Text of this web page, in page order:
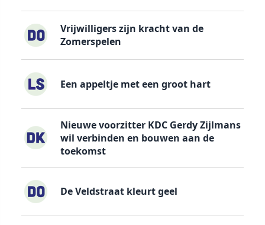
Vrijwilligers zijn kracht van de
Zomerspelen
Een appeltje met een groot hart
Nieuwe voorzitter KDC Gerdy Zijlmans
wil verbinden en bouwen aan de
toekomst
De Veldstraat kleurt geel